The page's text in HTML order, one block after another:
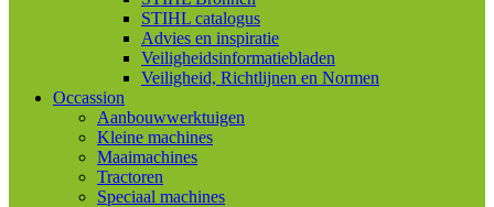
STIHL catalogus
Advies en inspiratie
Veiligheidsinformatiebladen
Veiligheid, Richtlijnen en Normen
Occassion
Aanbouwwerktuigen
Kleine machines
Maaimachines
Tractoren
Speciaal machines